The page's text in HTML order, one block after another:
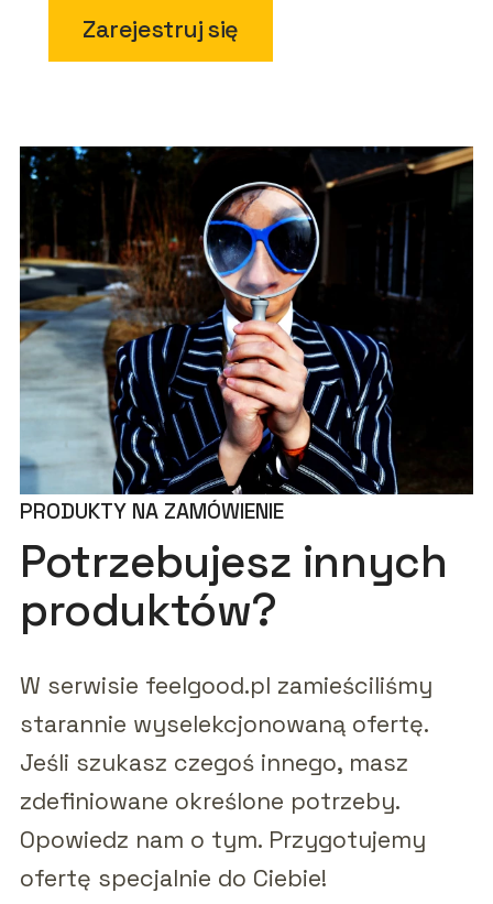
Zarejestruj się
PRODUKTY NA ZAMÓWIENIE
Potrzebujesz innych
produktów?
W serwisie feelgood.pl zamieściliśmy
starannie wyselekcjonowaną ofertę.
Jeśli szukasz czegoś innego, masz
zdefiniowane określone potrzeby.
Opowiedz nam o tym. Przygotujemy
ofertę specjalnie do Ciebie!